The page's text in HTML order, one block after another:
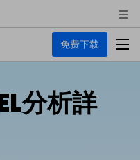
免费下载
分析詳